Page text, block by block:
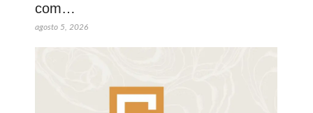
com…
agosto 5, 2026